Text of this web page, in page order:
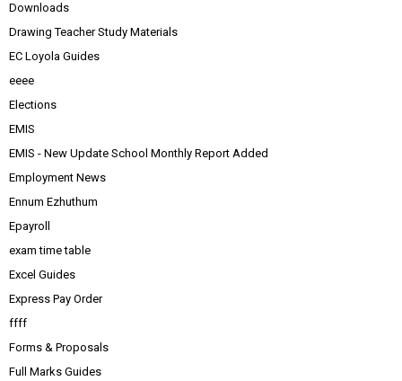
Downloads
Drawing Teacher Study Materials
EC Loyola Guides
eeee
Elections
EMIS
EMIS - New Update School Monthly Report Added
Employment News
Ennum Ezhuthum
Epayroll
exam time table
Excel Guides
Express Pay Order
ffff
Forms & Proposals
Full Marks Guides